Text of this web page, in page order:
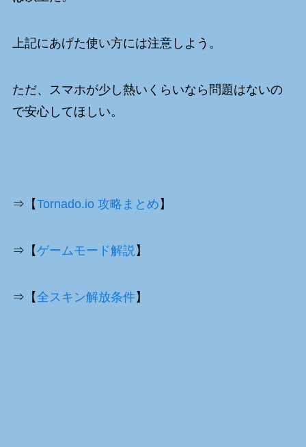
上記にあげた使い方には注意しよう。
ただ、スマホが少し熱いくらいなら問題はないの
で安心してほしい。
⇒【Tornado.io 攻略まとめ 】
⇒【ゲームモード解説】
⇒【全スキン解放条件】